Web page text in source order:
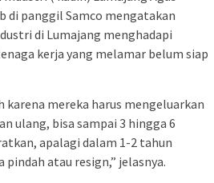
di panggil Samco mengatakan
di Lumajang menghadapi
kerja yang melamar belum siap
mereka harus mengeluarkan
ulang, bisa sampai 3 hingga 6
apalagi dalam 1-2 tahun
atau resign,” jelasnya.